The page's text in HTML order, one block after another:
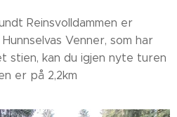
Reinsvolldammen er
Venner, som har
stien, kan du igjen nyte turen
er på 2,2km